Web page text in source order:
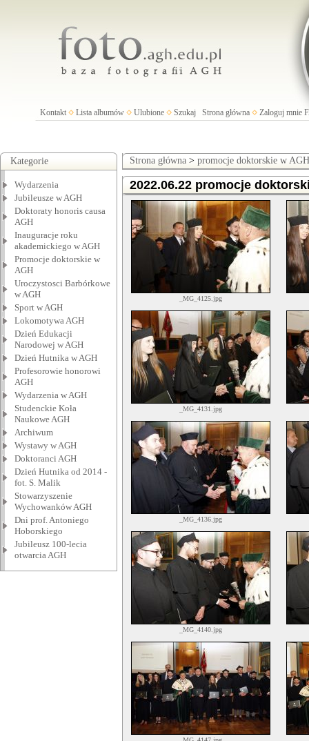
Kontakt Lista albumów Ulubione Szukaj Strona główna Zaloguj mnie
Kategorie
Wydarzenia
Jubileusze w AGH
Doktoraty honoris causa
AGH
Inauguracje roku
akademickiego w AGH
Promocje doktorskie w
AGH
Uroczystosci Barbórkowe
w AGH
Sport w AGH
Lokomotywa AGH
Dzień Edukacji
Narodowej w AGH
Dzień Hutnika w AGH
Profesorowie honorowi
AGH
Wydarzenia w AGH
Studenckie Koła
Naukowe AGH
Archiwum
Wystawy w AGH
Doktoranci AGH
Dzień Hutnika od 2014 -
fot. S. Malik
Stowarzyszenie
Wychowanków AGH
Dni prof. Antoniego
Hoborskiego
Jubileusz 100-lecia
otwarcia AGH
Strona główna > promocje doktorskie w AGH
2022.06.22 promocje
_MG_4125.jpg
_MG_4131.jpg
_MG_4136.jpg
_MG_4140.jpg